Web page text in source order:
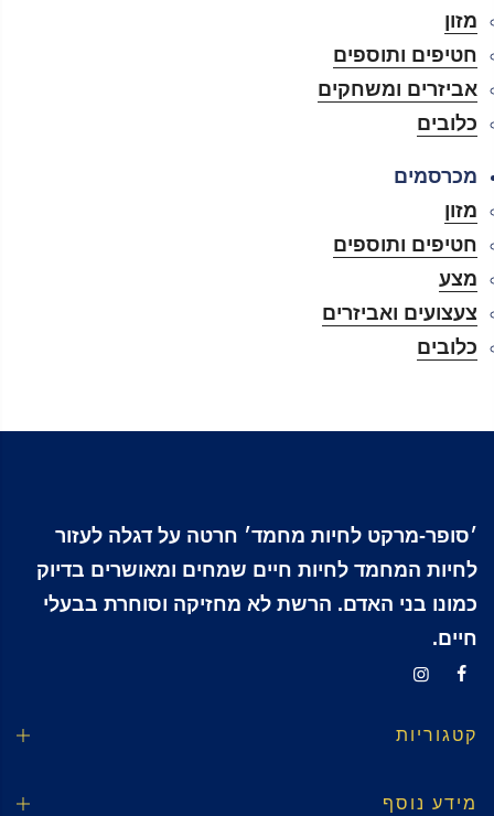
מזון
חטיפים ותוספים
אביזרים ומשחקים
כלובים
מכרסמים
מזון
חטיפים ותוספים
מצע
צעצועים ואביזרים
כלובים
׳סופר-מרקט לחיות מחמד׳ חרטה על דגלה לעזור
לחיות המחמד לחיות חיים שמחים ומאושרים בדיוק
כמונו בני האדם. הרשת לא מחזיקה וסוחרת בבעלי
חיים.
קטגוריות
מידע נוסף